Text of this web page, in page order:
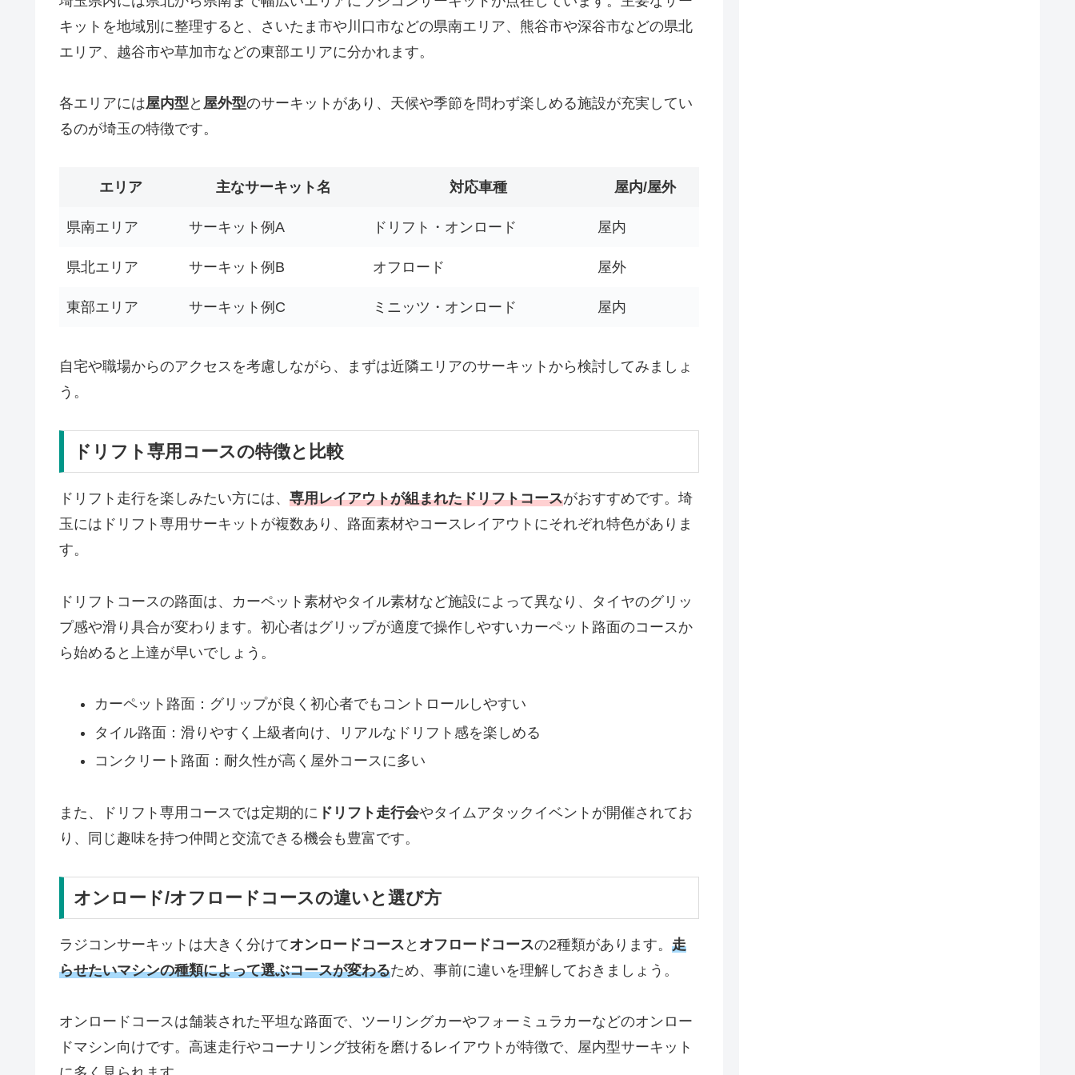
キットを地域別に整理すると、さいたま市や川口市などの県南エリア、熊谷市や深谷市などの県北
エリア、越谷市や草加市などの東部エリアに分かれます。
各エリアには屋内型 と 屋外型のサーキットがあり、天候や季節を問わず楽しめる施設が充実してい
るのが埼玉の特徴です。
エリア 主なサーキット名 対応車種 屋内/屋外
県南エリア サーキット例A ドリフト・オンロード 屋内
県北エリア サーキット例B オフロード 屋外
東部エリア サーキット例C ミニッツ・オンロード 屋内
自宅や職場からのアクセスを考慮しながら、まずは近隣エリアのサーキットから検討してみましょ
う。
ドリフト専用コースの特徴と比較
ドリフト走行を楽しみたい方には、 専用レイアウトが組まれたドリフトコースがおすすめです。埼
玉にはドリフト専用サーキットが複数あり、路面素材やコースレイアウトにそれぞれ特色がありま
す。
ドリフトコースの路面は、カーペット素材やタイル素材など施設によって異なり、タイヤのグリッ
プ感や滑り具合が変わります。初心者はグリップが適度で操作しやすいカーペット路面のコースか
ら始めると上達が早いでしょう。
カーペット路面：グリップが良く初心者でもコントロールしやすい
タイル路面：滑りやすく上級者向け、リアルなドリフト感を楽しめる
コンクリート路面：耐久性が高く屋外コースに多い
また、ドリフト専用コースでは定期的に ドリフト走行会やタイムアタックイベントが開催されてお
り、同じ趣味を持つ仲間と交流できる機会も豊富です。
オンロード/オフロードコースの違いと選び方
ラジコンサーキットは大きく分けてオンロードコース と オフロードコースの2種類があります。 走
らせたいマシンの種類によって選ぶコースが変わるため、事前に違いを理解しておきましょう。
オンロードコースは舗装された平坦な路面で、ツーリングカーやフォーミュラカーなどのオンロー
ドマシン向けです。高速走行やコーナリング技術を磨けるレイアウトが特徴で、屋内型サーキット